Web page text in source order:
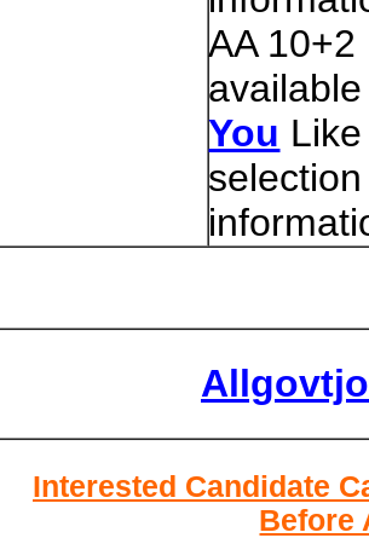
AA
You
Interested Candidate
Before